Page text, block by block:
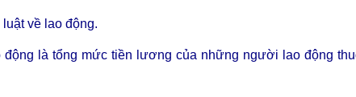
về lao động.
là tổng mức tiền lương của những người lao động